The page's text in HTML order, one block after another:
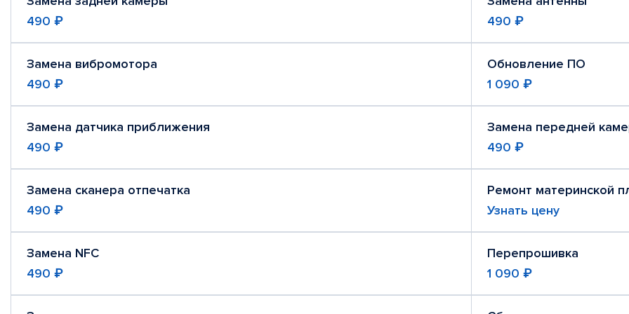
490 ₽
490 ₽
Замена вибромотора
490 ₽
Обновление ПО
1 090 ₽
Замена датчика приближения
490 ₽
Замена передней
490 ₽
Замена сканера отпечатка
490 ₽
Ремонт материнской
Узнать цену
Замена NFC
490 ₽
Перепрошивка
1 090 ₽